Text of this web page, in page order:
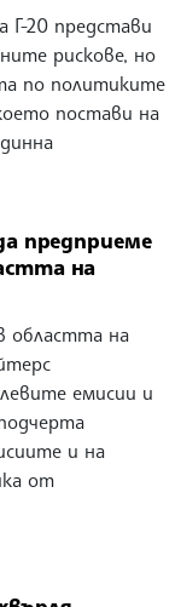
Г-20 представи
рискове, но
по политиките
постави на
предприеме
на
областта на
емисии и
и на
от